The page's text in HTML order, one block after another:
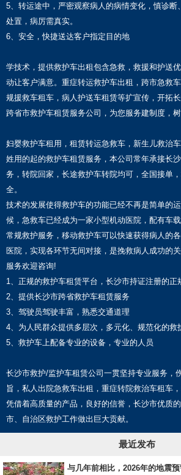
5、转运途中，严密观察病人的病情变化，慎诊断
处置，病厉需真实。
6、安全，快捷送达客户指定目的地
学技术，提供救护车出租包含急救，救援和护送
动让客户满意。重症转运救护车出租，跨市急救
规援救车租车，病人护送车租赁等扩宣传，开拓
跨省市救护车租赁服务公司，为您服务建制度，树
妇婴救护车租用，租赁转运急救车，新生儿救治
姓用的起的救护车租赁服务，本公司常年承接长
务，转院回家，长途救护车转院均可，全国接单
全。
技术的发展使得救护车的功能已经不再是简单的
候，急救车已经成为一家小型机动医院，配有车
常规救护服务，移动救护车可以快速获得病人的
医院，实现各环节无间对接，是挽救病人成功的
服务欢迎咨询!
1、正规的救护车租赁平台，长沙市持证注册的正
2、提供长沙市跨省救护车租赁服务
3、驾驶员驾驶丰富，熟悉交通道理
4、为人民群众提供多层次，多元化、规范化的救
5、救护车上配备专业的设备，专业的人员
长沙市救护/监护车租赁公司一贯坚持专业服务，
旨，私人出院急救车出租，重症转院救治车租车
凭借着高质量的产品，良好的信誉，长沙市优质
市、自治区救护工作做出巨大贡献。
最近发布
与几年前相比，2026年的地震